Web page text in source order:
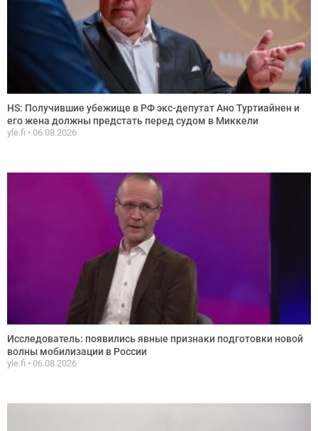
HS: Получившие убежище в РФ экс-депутат Ано Туртиайнен и
его жена должны предстать перед судом в Миккели
yle.fi 06.08.2026
Исследователь: появились явные признаки подготовки новой
волны мобилизации в России
yle.fi 06.08.2026